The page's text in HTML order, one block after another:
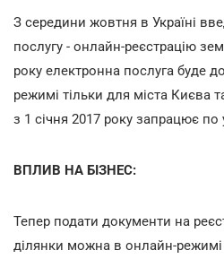
З середини жовтня в Україні
послугу - онлайн-реєстрацію
року електронна послуга буде
режимі тільки для міста Києва
з 1 січня 2017 року запрацює по
ВПЛИВ НА БІЗНЕС:
Тепер подати документи на
ділянки можна в онлайн-режимі